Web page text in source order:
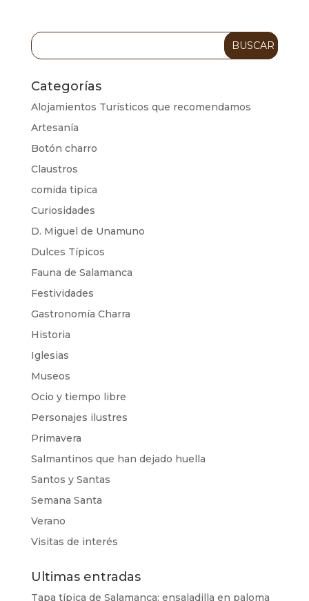
Categorías
Alojamientos Turísticos que recomendamos
Artesanía
Botón charro
Claustros
comida tipica
Curiosidades
D. Miguel de Unamuno
Dulces Típicos
Fauna de Salamanca
Festividades
Gastronomía Charra
Historia
Iglesias
Museos
Ocio y tiempo libre
Personajes ilustres
Primavera
Salmantinos que han dejado huella
Santos y Santas
Semana Santa
Verano
Visitas de interés
Ultimas entradas
Tapa típica de Salamanca: ensaladilla en paloma